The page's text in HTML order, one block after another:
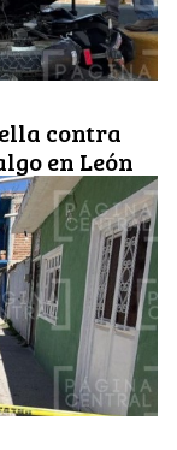
contra
en León